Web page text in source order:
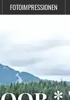
FOTOIMPRESSIONEN